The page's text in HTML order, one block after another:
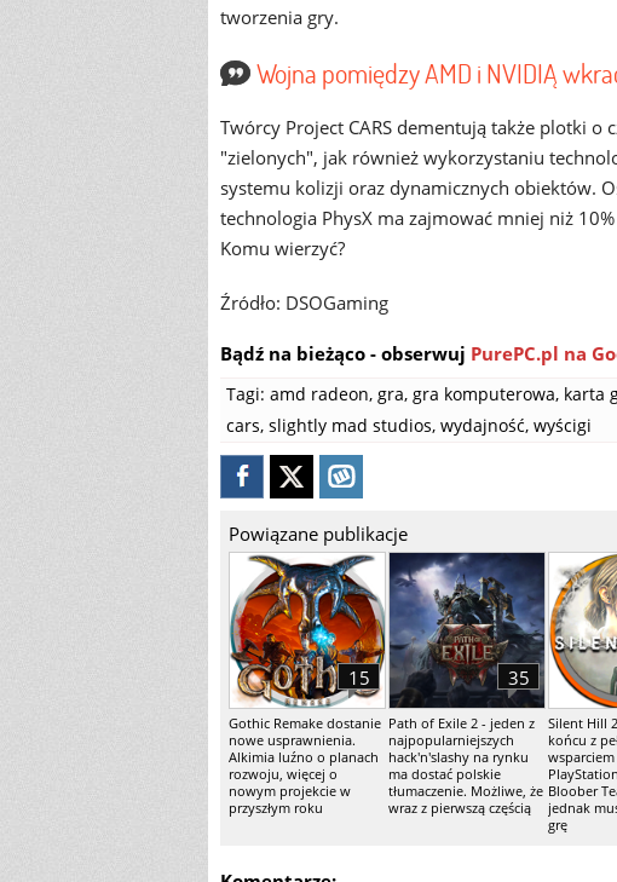
tworzenia gry.
Wojna pomiędzy AMD i NVIDIĄ
Twórcy Project CARS dementują także plotki
"zielonych", jak również wykorzystaniu
systemu kolizji oraz dynamicznych obiektów.
technologia PhysX ma zajmować mniej niż
Komu wierzyć?
Źródło: DSOGaming
Bądź na bieżąco - obserwuj PurePC.pl na
Tagi: amd radeon, gra, gra komputerowa, karta
cars, slightly mad studios, wydajność, wyścigi
Powiązane publikacje
Gothic Remake dostanie
nowe usprawnienia.
Alkimia luźno o planach
rozwoju, więcej o
nowym projekcie w
przyszłym roku
15
Path of Exile 2 - jeden z
najpopularniejszych
hack'n'slashy na rynku
ma dostać polskie
tłumaczenie. Możliwe, że
wraz z pierwszą częścią
35
Silent Hill
końcu z
wsparciem
Bloober
jednak
grę